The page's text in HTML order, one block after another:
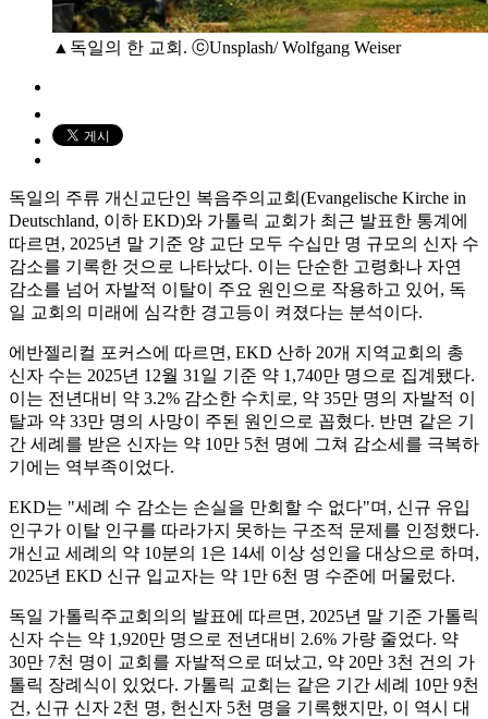
▲독일의 한 교회. ⓒUnsplash/ Wolfgang Weiser
독일의 주류 개신교단인 복음주의교회(Evangelische Kirche in
Deutschland, 이하 EKD)와 가톨릭 교회가 최근 발표한 통계에
따르면, 2025년 말 기준 양 교단 모두 수십만 명 규모의 신자 수
감소를 기록한 것으로 나타났다. 이는 단순한 고령화나 자연
감소를 넘어 자발적 이탈이 주요 원인으로 작용하고 있어, 독
일 교회의 미래에 심각한 경고등이 켜졌다는 분석이다.
에반젤리컬 포커스에 따르면, EKD 산하 20개 지역교회의 총
신자 수는 2025년 12월 31일 기준 약 1,740만 명으로 집계됐다.
이는 전년대비 약 3.2% 감소한 수치로, 약 35만 명의 자발적 이
탈과 약 33만 명의 사망이 주된 원인으로 꼽혔다. 반면 같은 기
간 세례를 받은 신자는 약 10만 5천 명에 그쳐 감소세를 극복하
기에는 역부족이었다.
EKD는 "세례 수 감소는 손실을 만회할 수 없다"며, 신규 유입
인구가 이탈 인구를 따라가지 못하는 구조적 문제를 인정했다.
개신교 세례의 약 10분의 1은 14세 이상 성인을 대상으로 하며,
2025년 EKD 신규 입교자는 약 1만 6천 명 수준에 머물렀다.
독일 가톨릭주교회의의 발표에 따르면, 2025년 말 기준 가톨릭
신자 수는 약 1,920만 명으로 전년대비 2.6% 가량 줄었다. 약
30만 7천 명이 교회를 자발적으로 떠났고, 약 20만 3천 건의 가
톨릭 장례식이 있었다. 가톨릭 교회는 같은 기간 세례 10만 9천
건, 신규 신자 2천 명, 헌신자 5천 명을 기록했지만, 이 역시 대